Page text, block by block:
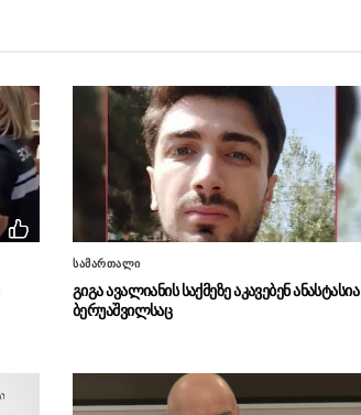
სამართალი
გიგა ავალიანის საქმეზე აკავებენ ანასტასია
ბერუაშვილსაც